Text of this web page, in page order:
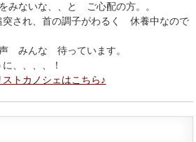
みないな、、と ご心配の方。。
れ、首の調子がわるく 休養中なので
みんな 待っています。
、、、、！
トカノシェはこちら♪